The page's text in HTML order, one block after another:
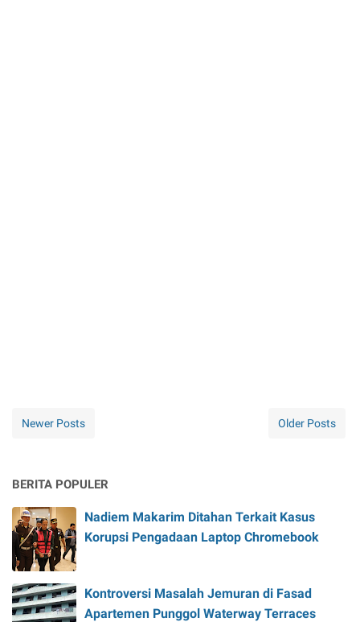
Newer Posts Older Posts
BERITA POPULER
Nadiem Makarim Ditahan Terkait Kasus
Korupsi Pengadaan Laptop Chromebook
Kontroversi Masalah Jemuran di Fasad
Apartemen Punggol Waterway Terraces